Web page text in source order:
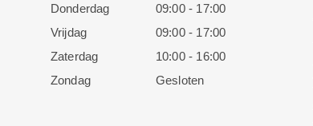
Donderdag
09:00 - 17:00
Vrijdag
09:00 - 17:00
Zaterdag
10:00 - 16:00
Zondag
Gesloten